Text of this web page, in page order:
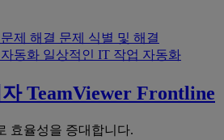
제 해결 문제 식별 및 해결
동화 일상적인 IT 작업 자동화
TeamViewer Frontline
효율성을 증대합니다.